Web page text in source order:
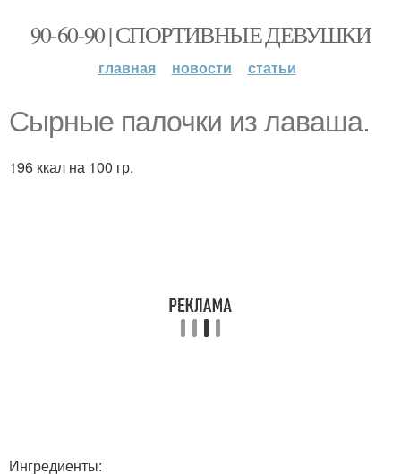
90-60-90 | СПОРТИВНЫЕ ДЕВУШКИ
главная новости статьи
Сырные палочки из лаваша.
196 ккал на 100 гр.
Ингредиенты: